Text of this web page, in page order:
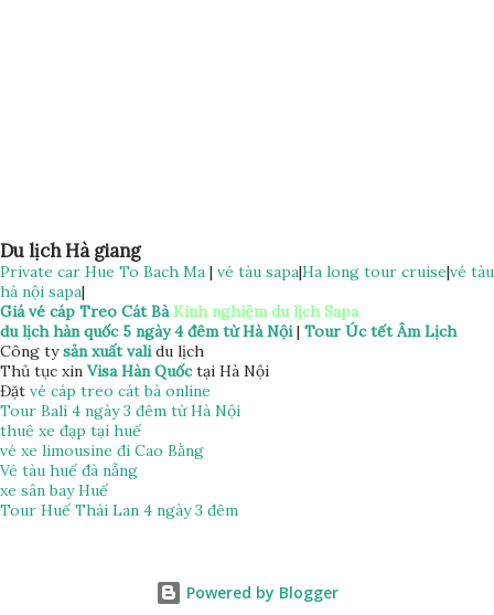
Du lịch Hà giang
Private car Hue To Bach Ma | vé tàu sapa|Ha long tour cruise|vé tàu
hà nội sapa|
Giá vé cáp Treo Cát Bà Kinh nghiệm du lịch Sapa
du lịch hàn quốc 5 ngày 4 đêm từ Hà Nội| Tour Úc tết Âm Lịch
Công tysản xuất validu lịch
Thủ tục xin Visa Hàn Quốctại Hà Nội
Đặt vé cáp treo cát bà online
Tour Bali 4 ngày 3 đêm từ Hà Nội
thuê xe đạp tại huế
vé xe limousine đi Cao Bằng
Vé tàu huế đà nẵng
xe sân bay Huế
Tour Huế Thái Lan 4 ngày 3 đêm
Powered by Blogger